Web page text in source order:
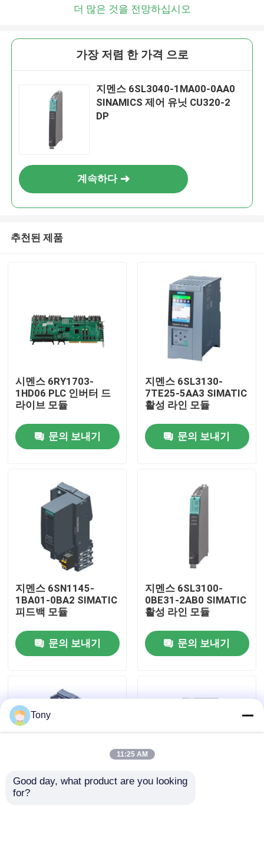
제품
우리 에 관한 것
공장 투어
품질 관리
저희와 연락
인용 을 요청 하십시오
더 많은 것을 전망하십시오
가장 저렴 한 가격 으로
지멘스 6SL3040-1MA00-0AA0
SINAMICS 제어 유닛 CU320-2
DP
계속하다
추천된 제품
시멘스 6RY1703-
1HD06 PLC 인버터 드
라이브 모듈
문의 보내기
지멘스 6SL3130-
7TE25-5AA3 SIMATIC
활성 라인 모듈
문의 보내기
지멘스 6SN1145-
1BA01-0BA2 SIMATIC
피드백 모듈
문의 보내기
지멘스 6SL3100-
0BE31-2AB0 SIMATIC
활성 라인 모듈
문의 보내기
지멘스 6SL3130-
Tony
11:25 AM
Good day, what product are you looking
for?